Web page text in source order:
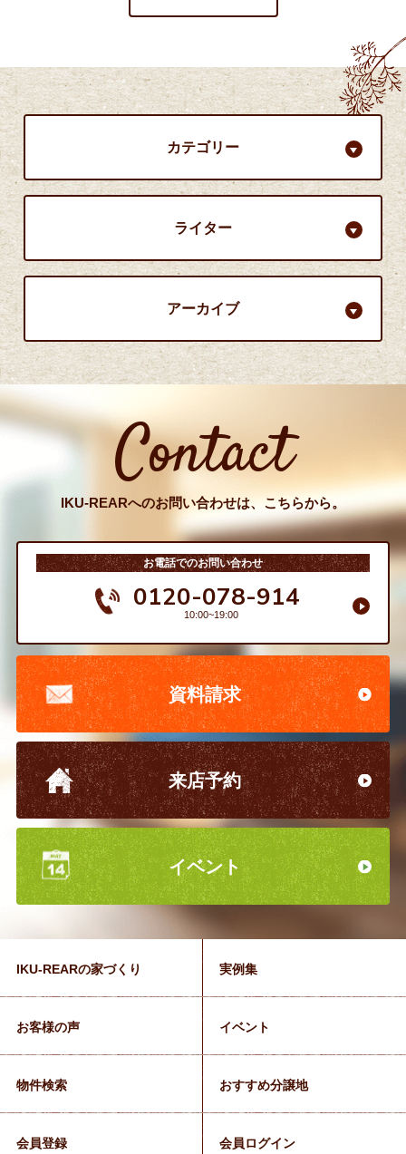
カテゴリー
ライター
アーカイブ
Contact
IKU-REARへのお問い合わせは、こちらから。
お電話でのお問い合わせ
0120-078-914
10:00~19:00
資料請求
来店予約
イベント
IKU-REARの家づくり 実例集
お客様の声 イベント
物件検索 おすすめ分譲地
会員登録 会員ログイン